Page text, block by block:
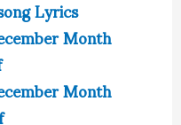
Lyrics
Month
Month